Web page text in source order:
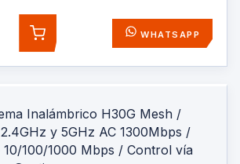
AGREGAR WHATSAPP